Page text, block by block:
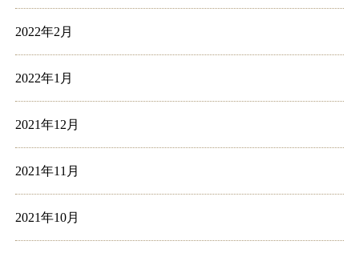
2022年2月
2022年1月
2021年12月
2021年11月
2021年10月